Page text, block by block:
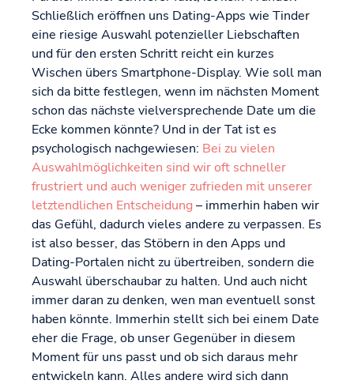
Schließlich eröffnen uns Dating-Apps wie Tinder
eine riesige Auswahl potenzieller Liebschaften
und für den ersten Schritt reicht ein kurzes
Wischen übers Smartphone-Display. Wie soll man
sich da bitte festlegen, wenn im nächsten Moment
schon das nächste vielversprechende Date um die
Ecke kommen könnte? Und in der Tat ist es
psychologisch nachgewiesen: Bei zu vielen
Auswahlmöglichkeiten sind wir oft schneller
frustriert und auch weniger zufrieden mit unserer
letztendlichen Entscheidung– immerhin haben wir
das Gefühl, dadurch vieles andere zu verpassen. Es
ist also besser, das Stöbern in den Apps und
Dating-Portalen nicht zu übertreiben, sondern die
Auswahl überschaubar zu halten. Und auch nicht
immer daran zu denken, wen man eventuell sonst
haben könnte. Immerhin stellt sich bei einem Date
eher die Frage, ob unser Gegenüber in diesem
Moment für uns passt und ob sich daraus mehr
entwickeln kann. Alles andere wird sich dann